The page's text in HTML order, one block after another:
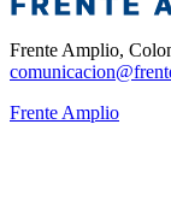
Frente Amplio,
Frente Amplio